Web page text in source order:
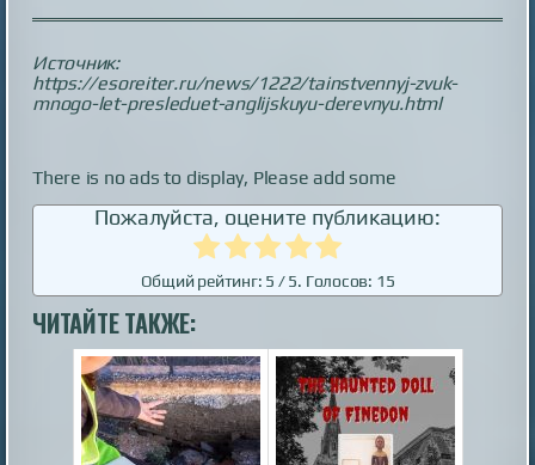
Источник:
https://esoreiter.ru/news/1222/tainstvennyj-zvuk-
mnogo-let-presleduet-anglijskuyu-derevnyu.html
There is no ads to display, Please add some
Пожалуйста, оцените публикацию:
Общий рейтинг: 5 / 5. Голосов: 15
ЧИТАЙТЕ ТАКЖЕ: